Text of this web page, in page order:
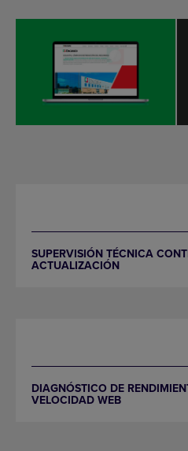
SUPERVISIÓN TÉCNICA
ACTUALIZACIÓN
DIAGNÓSTICO DE
VELOCIDAD WEB